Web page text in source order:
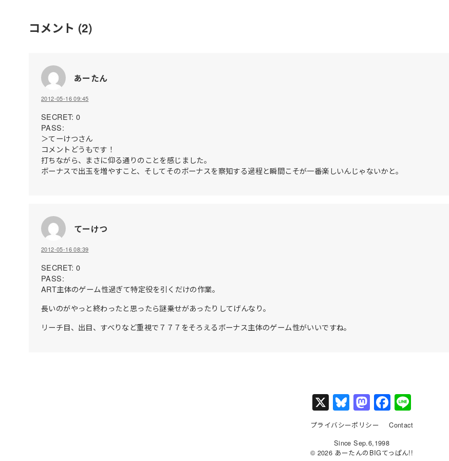
コメント (2)
あーたん
2012-05-16 09:45
SECRET: 0
PASS:
＞てーけつさん
コメントどうもです！
打ちながら、まさに仰る通りのことを感じました。
ボーナスで出玉を増やすこと、そしてそのボーナスを察知する過程と瞬間こそが一番楽しいんじゃないかと。
てーけつ
2012-05-16 08:39
SECRET: 0
PASS:
ART主体のゲーム性過ぎて特定役を引くだけの作業。
長いのがやっと終わったと思ったら謎乗せがあったりしてげんなり。
リーチ目、出目、すべりなど重視で７７７をそろえるボーナス主体のゲーム性がいいですね。
X Bl
u
e
s
M
a
st
o
F
a
c
e
プライバシーポリシー
Contact
Since Sep.6,1998
© 2026 あーたんのBIGてっぱん!!